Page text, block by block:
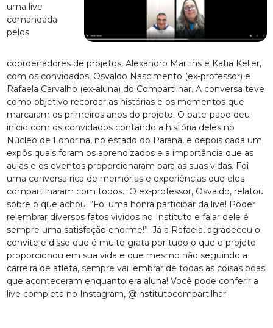
uma live
comandada
pelos
coordenadores de projetos, Alexandro Martins e Katia Keller,
com os convidados, Osvaldo Nascimento (ex-professor) e
Rafaela Carvalho (ex-aluna) do Compartilhar. A conversa teve
como objetivo recordar as histórias e os momentos que
marcaram os primeiros anos do projeto. O bate-papo deu
início com os convidados contando a história deles no
Núcleo de Londrina, no estado do Paraná, e depois cada um
expôs quais foram os aprendizados e a importância que as
aulas e os eventos proporcionaram para as suas vidas. Foi
uma conversa rica de memórias e experiências que eles
compartilharam com todos. O ex-professor, Osvaldo, relatou
sobre o que achou: “Foi uma honra participar da live! Poder
relembrar diversos fatos vividos no Instituto e falar dele é
sempre uma satisfação enorme!”. Já a Rafaela, agradeceu o
convite e disse que é muito grata por tudo o que o projeto
proporcionou em sua vida e que mesmo não seguindo a
carreira de atleta, sempre vai lembrar de todas as coisas boas
que aconteceram enquanto era aluna! Você pode conferir a
live completa no Instagram, @institutocompartilhar!